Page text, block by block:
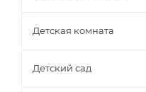
Детская комната
Детский сад